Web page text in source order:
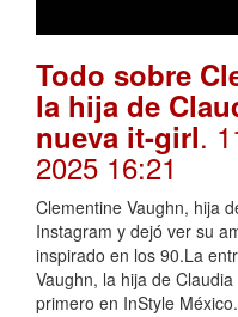
Todo sobre
la hija de
nueva it-girl.
2025 16:21
Clementine Vaughn, hija
Instagram y dejó ver su
inspirado en los 90.La
Vaughn, la hija de
primero en InStyle México.